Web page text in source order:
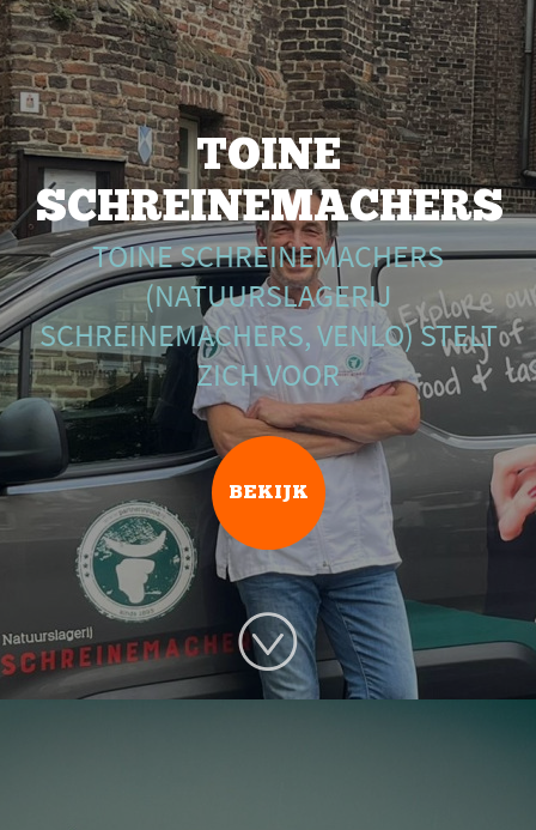
TOINE
SCHREINEMACHERS
TOINE SCHREINEMACHERS
(NATUURSLAGERIJ
SCHREINEMACHERS, VENLO) STELT
ZICH VOOR
BEKIJK